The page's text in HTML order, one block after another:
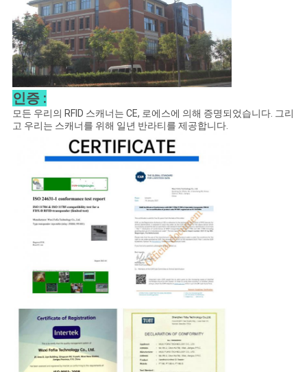
인증 :
모든 우리의 RFID 스캐너는 CE, 로에스에 의해 증명되었습니다. 그리
고 우리는 스캐너를 위해 일년 반라티를 제공합니다.